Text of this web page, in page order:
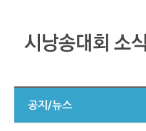
공지/뉴스